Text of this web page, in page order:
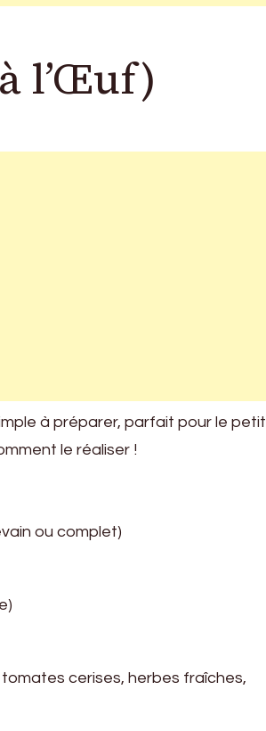
l’Œuf)
à préparer, parfait pour le petit
le réaliser !
ou complet)
cerises, herbes fraîches,